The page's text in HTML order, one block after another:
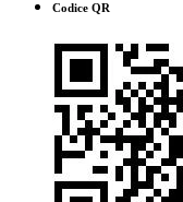
Codice QR